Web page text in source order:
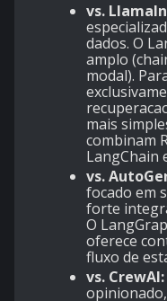
vs.
dados. O
amplo
modal).
mais
combinam
LangChain
vs.
focado em
forte
O
oferece
fluxo de
vs. CrewAI: